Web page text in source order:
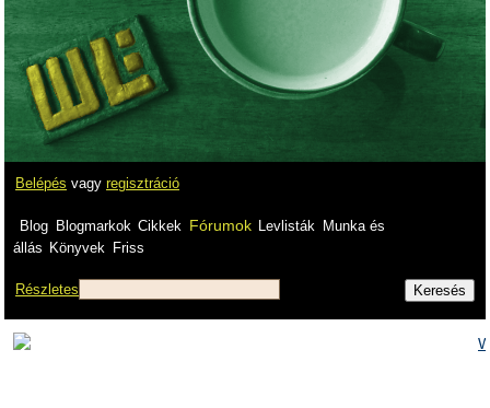
Belépés vagy regisztráció
Blog Blogmarkok Cikkek Fórumok Levlisták
Munka és
állás Könyvek Friss
Részletes